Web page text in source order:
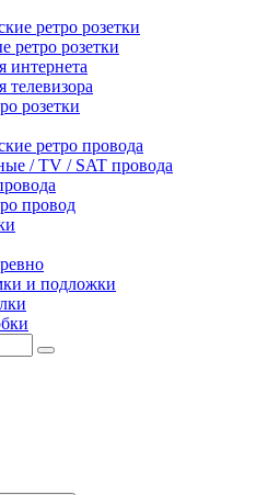
ретро розетки
ретро розетки
интернета
телевизора
розетки
ретро провода
/ TV / SAT провода
провод
и подложки